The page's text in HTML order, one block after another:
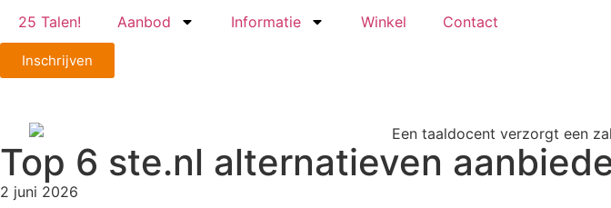
25 Talen! Aanbod Informatie Winkel Contact
Inschrijven
Top 6 ste.nl alternatieven
2 juni 2026